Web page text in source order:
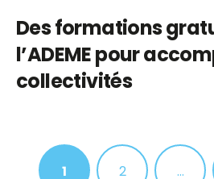
Des formations
l’ADEME pour
collectivités
1 2 …